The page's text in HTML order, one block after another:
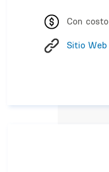
Con costo
Sitio Web